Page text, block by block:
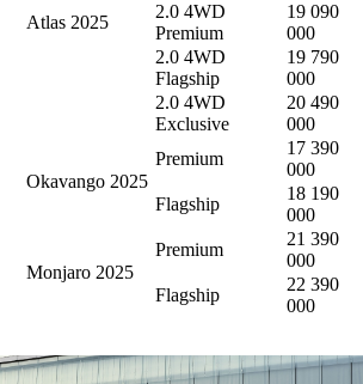
Atlas 2025
2.0 4WD
Premium
19 090
000
2.0 4WD
Flagship
19 790
000
2.0 4WD
Exclusive
20 490
000
Okavango 2025
Premium
17 390
000
Flagship
18 190
000
Monjaro 2025
Premium
21 390
000
Flagship
22 390
000